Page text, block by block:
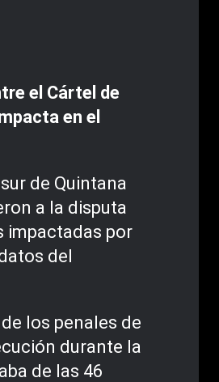
el Cártel de
en el
de Quintana
a la disputa
impactadas por
del
los penales de
durante la
de las 46